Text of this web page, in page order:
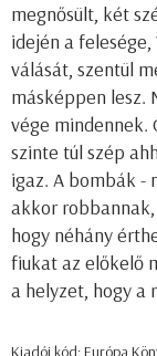
megnősült, két
idején a
válását, szentül
másképpen lesz.
vége mindennek.
szinte túl szép
igaz. A bombák -
akkor
hogy néhány
fiukat az előkelő
a helyzet, hogy a
Kiadói kód: Európa